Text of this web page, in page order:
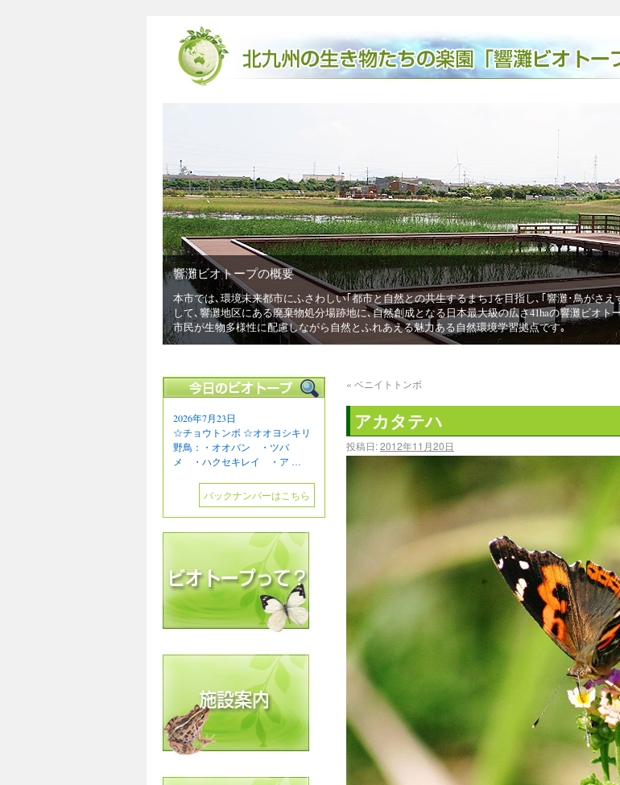
響灘ビオトープの概要
本市では､環境未来都市にふさわしい｢都市と自然との共生するまち｣を目指し､｢響灘･鳥がさえずる緑の回廊
して､響灘地区にある廃棄物処分場跡地に､自然創成となる日本最大級の広さ41haの響灘ビオトープが誕生しま
市民が生物多様性に配慮しながら自然とふれあえる魅力ある自然環境学習拠点です｡
« ベニイトトンボ
アカタテハ
投稿日:2012年11月20日
2026年7月23日
☆チョウトンボ ☆オオヨシキリ
野鳥：・オオバン ・ツバ
メ ・ハクセキレイ ・ア …
バックナンバーはこちら